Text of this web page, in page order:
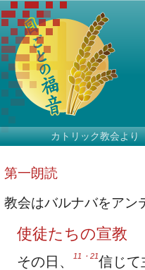
カトリック教会より
第一朗読
教会はバルナバをアン
使徒たちの宣教
その日、11・21信じて